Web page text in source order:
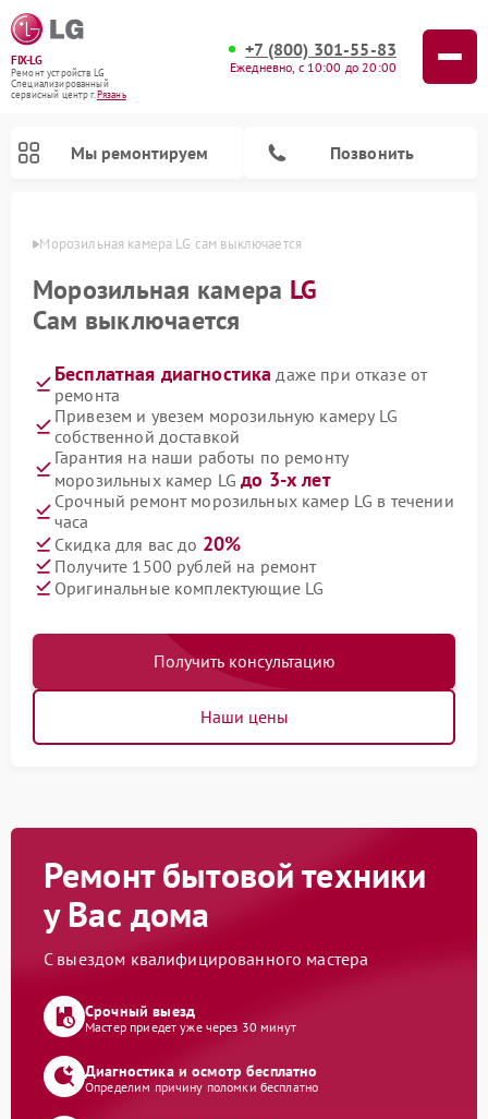
FIX-LG
Ремонт устройств LG
Специализированный
cервисный центр г.Рязань
+7 (800) 301-55-83
Ежедневно, с 10:00 до 20:00
Мы ремонтируем Позвонить
Морозильная камера LG сам выключается
Морозильная камера LG
Сам выключается
Бесплатная диагностика даже при отказе от
ремонта
Привезем и увезем морозильную камеру LG
собственной доставкой
Гарантия на наши работы по ремонту
морозильных камер LGдо 3-х лет
Срочный ремонт морозильных камер LG в течении
часа
Скидка для вас до 20%
Получите 1500 рублей на ремонт
Оригинальные комплектующие LG
Получить консультацию
Наши цены
Ремонт бытовой техники
у Вас дома
С выездом квалифицированного мастера
Срочный выезд
Мастер приедет уже через 30 минут
Диагностика и осмотр бесплатно
Определим причину поломки бесплатно